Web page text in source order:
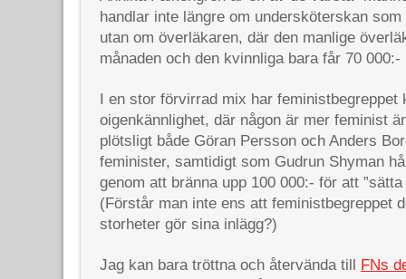
handlar inte längre om undersköterskan
utan om överläkaren, där den manlige
månaden och den kvinnliga bara får 70 000:-
I en stor förvirrad mix har feministbegreppet
oigenkännlighet, där någon är mer feminist
plötsligt både Göran Persson och Anders
feminister, samtidigt som Gudrun Shyman
genom att bränna upp 100 000:- för att
(Förstår man inte ens att feministbegreppet
storheter gör sina inlägg?)
Jag kan bara tröttna och återvända till FNs